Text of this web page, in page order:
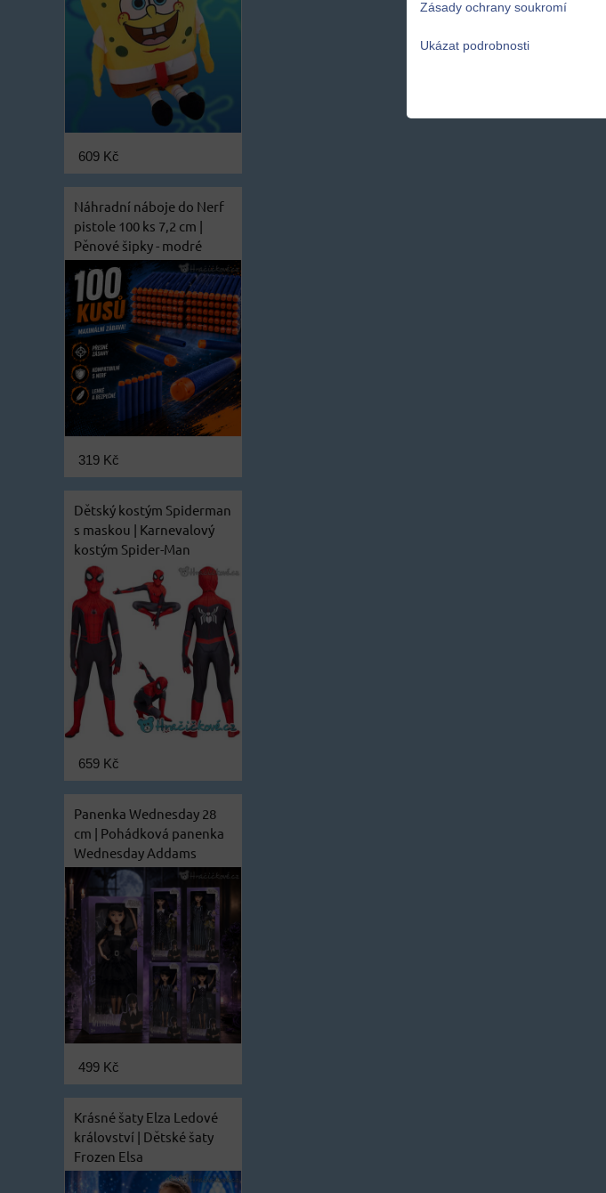
609 Kč
Náhradní náboje do Nerf
pistole 100 ks 7,2 cm |
Pěnové šipky - modré
319 Kč
Dětský kostým Spiderman
s maskou | Karnevalový
kostým Spider-Man
659 Kč
Panenka Wednesday 28
cm | Pohádková panenka
Wednesday Addams
499 Kč
Krásné šaty Elza Ledové
království | Dětské šaty
Frozen Elsa
Zásady ochrany soukromí
Ukázat podrobnosti